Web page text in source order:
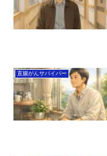
直腸がんサバイバー